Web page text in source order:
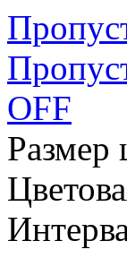
OFF
Размер